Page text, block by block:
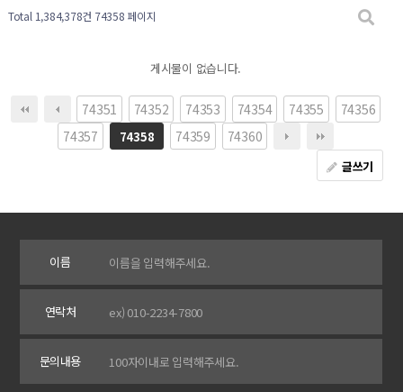
Total 1,384,378건 74358 페이지
게시물이 없습니다.
74351 74352 74353 74354 74355
74356
74357
74358 74359 74360
글쓰기
이름
연락처
문의내용